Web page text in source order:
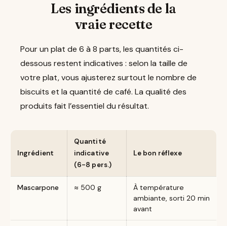
Les ingrédients de la
vraie recette
Pour un plat de 6 à 8 parts, les quantités ci-
dessous restent indicatives : selon la taille de
votre plat, vous ajusterez surtout le nombre de
biscuits et la quantité de café. La qualité des
produits fait l’essentiel du résultat.
Ingrédient
Quantité
indicative
(6-8 pers.)
Le bon réflexe
Mascarpone ≈ 500 g
À température
ambiante, sorti 20 min
avant